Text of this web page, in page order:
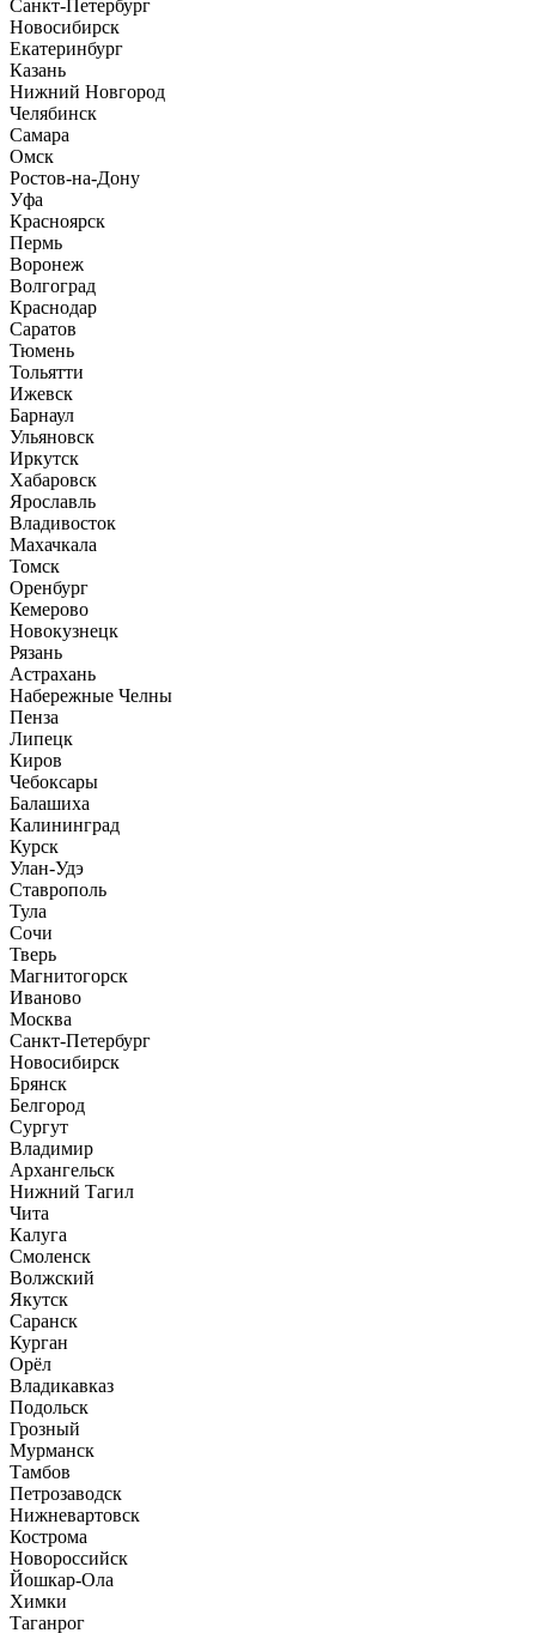
Санкт-Петербург
Новосибирск
Екатеринбург
Казань
Нижний Новгород
Челябинск
Самара
Омск
Ростов-на-Дону
Уфа
Красноярск
Пермь
Воронеж
Волгоград
Краснодар
Саратов
Тюмень
Тольятти
Ижевск
Барнаул
Ульяновск
Иркутск
Хабаровск
Ярославль
Владивосток
Махачкала
Томск
Оренбург
Кемерово
Новокузнецк
Рязань
Астрахань
Набережные Челны
Пенза
Липецк
Киров
Чебоксары
Балашиха
Калининград
Курск
Улан-Удэ
Ставрополь
Тула
Сочи
Тверь
Магнитогорск
Иваново
Москва
Санкт-Петербург
Новосибирск
Брянск
Белгород
Сургут
Владимир
Архангельск
Нижний Тагил
Чита
Калуга
Смоленск
Волжский
Якутск
Саранск
Курган
Орёл
Владикавказ
Подольск
Грозный
Мурманск
Тамбов
Петрозаводск
Нижневартовск
Кострома
Новороссийск
Йошкар-Ола
Химки
Таганрог